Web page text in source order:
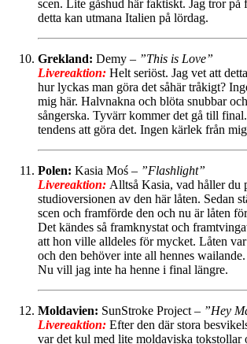
scen. Lite gåshud här faktiskt. Jag tror på
detta kan utmana Italien på lördag.
Grekland: Demy – ”This is Love”
Livereaktion: Helt seriöst. Jag vet att
hur lyckas man göra det såhär tråkigt?
mig här. Halvnakna och blöta snubbar
sångerska. Tyvärr kommer det gå till
tendens att göra det. Ingen kärlek från
Polen: Kasia Moś – ”Flashlight”
Livereaktion: Alltså Kasia, vad håller du
studioversionen av den här låten. Sedan
scen och framförde den och nu är låten
Det kändes så framknystat och
att hon ville alldeles för mycket. Låten
och den behöver inte all hennes
Nu vill jag inte ha henne i final längre.
Moldavien: SunStroke Project – ”Hey
Livereaktion: Efter den där stora
var det kul med lite moldaviska tokstollar